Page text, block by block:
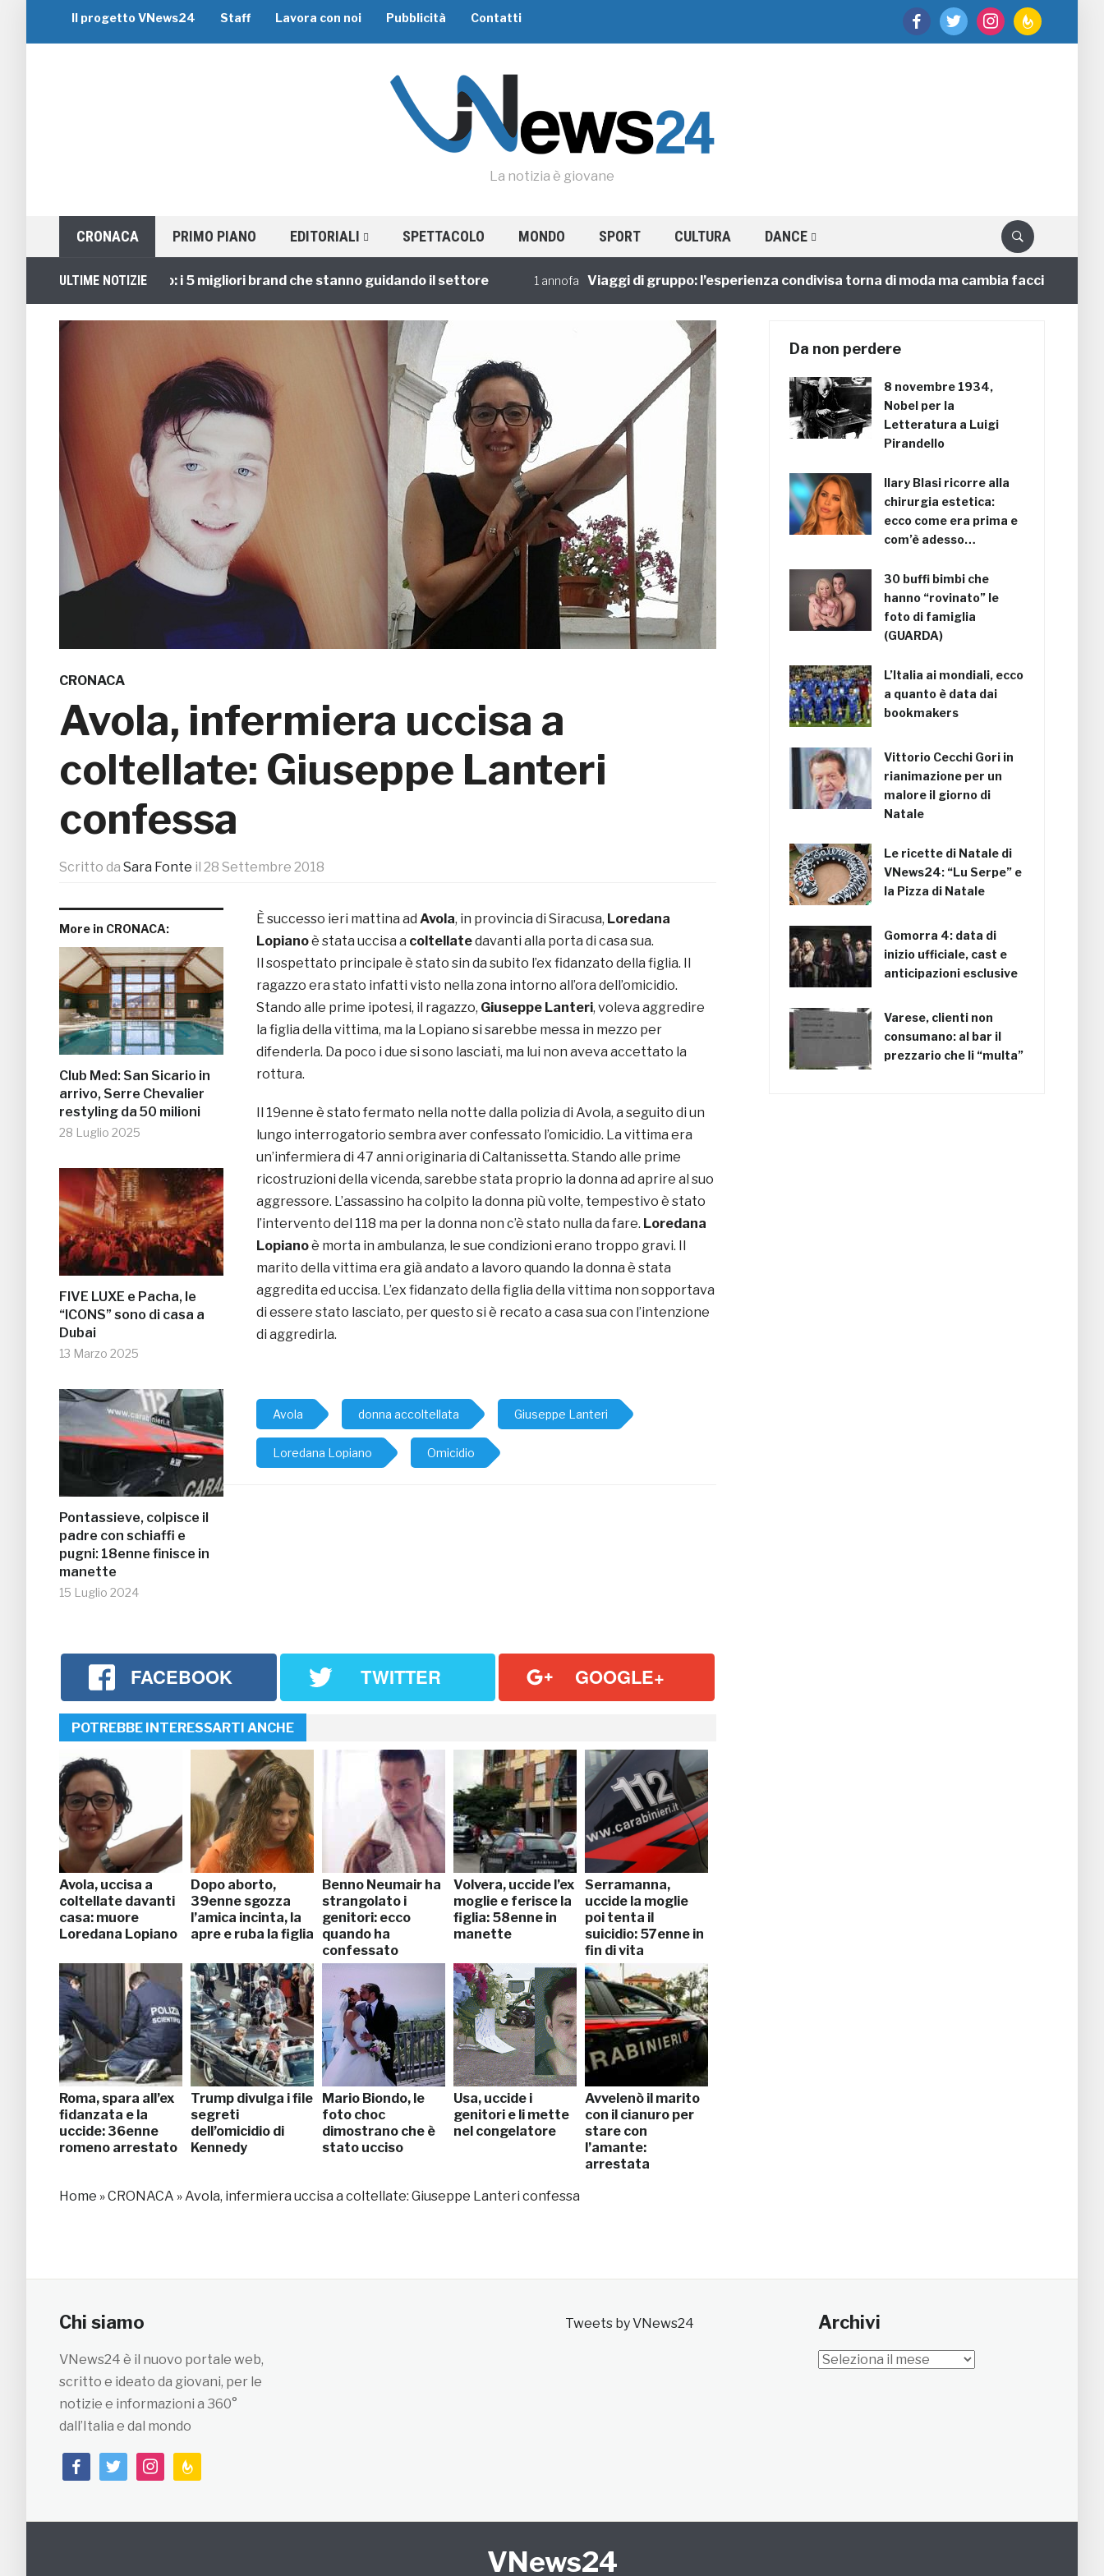
facebooktwitter instagramfeedburner
Il progetto VNews24 Staff Lavora con noi Pubblicità Contatti
La notizia è giovane
CRONACA PRIMO PIANO EDITORIALI SPETTACOLO MONDO SPORT CULTURA DANCE
ULTIME NOTIZIE
Viaggi di Gruppo: i 5 migliori brand che stanno guidando il settore 1 annofa Viaggi di gruppo: l’esperienza condivisa torna di moda ma cambia faccia
CRONACA
Avola, infermiera uccisa a
coltellate: Giuseppe Lanteri
confessa
Scritto da Sara Fonte il 28 Settembre 2018
More in CRONACA:
Club Med: San Sicario in
arrivo, Serre Chevalier
restyling da 50 milioni
28 Luglio 2025
FIVE LUXE e Pacha, le
“ICONS” sono di casa a
Dubai
13 Marzo 2025
Pontassieve, colpisce il
padre con schiaffi e
pugni: 18enne finisce in
manette
15 Luglio 2024
È successo ieri mattina ad Avola, in provincia di Siracusa, Loredana
Lopianoè stata uccisa a coltellatedavanti alla porta di casa sua.
Il sospettato principale è stato sin da subito l’ex fidanzato della figlia. Il
ragazzo era stato infatti visto nella zona intorno all’ora dell’omicidio.
Stando alle prime ipotesi, il ragazzo, Giuseppe Lanteri, voleva aggredire
la figlia della vittima, ma la Lopiano si sarebbe messa in mezzo per
difenderla. Da poco i due si sono lasciati, ma lui non aveva accettato la
rottura.
Il 19enne è stato fermato nella notte dalla polizia di Avola, a seguito di un
lungo interrogatorio sembra aver confessato l’omicidio. La vittima era
un’infermiera di 47 anni originaria di Caltanissetta. Stando alle prime
ricostruzioni della vicenda, sarebbe stata proprio la donna ad aprire al suo
aggressore. L’assassino ha colpito la donna più volte, tempestivo è stato
l’intervento del 118 ma per la donna non c’è stato nulla da fare. Loredana
Lopianoè morta in ambulanza, le sue condizioni erano troppo gravi. Il
marito della vittima era già andato a lavoro quando la donna è stata
aggredita ed uccisa. L’ex fidanzato della figlia della vittima non sopportava
di essere stato lasciato, per questo si è recato a casa sua con l’intenzione
di aggredirla.
Avola donna accoltellata Giuseppe Lanteri
Loredana Lopiano Omicidio
FACEBOOK TWITTER GOOGLE+
POTREBBE INTERESSARTI ANCHE
Avola, uccisa a
coltellate davanti
casa: muore
Loredana Lopiano
Dopo aborto,
39enne sgozza
l’amica incinta, la
apre e ruba la figlia
Benno Neumair ha
strangolato i
genitori: ecco
quando ha
confessato
Volvera, uccide l’ex
moglie e ferisce la
figlia: 58enne in
manette
Serramanna,
uccide la moglie
poi tenta il
suicidio: 57enne in
fin di vita
Roma, spara all’ex
fidanzata e la
uccide: 36enne
romeno arrestato
Trump divulga i file
segreti
dell’omicidio di
Kennedy
Mario Biondo, le
foto choc
dimostrano che è
stato ucciso
Usa, uccide i
genitori e li mette
nel congelatore
Avvelenò il marito
con il cianuro per
stare con
l’amante:
arrestata
Home »CRONACA » Avola, infermiera uccisa a coltellate: Giuseppe Lanteri confessa
Da non perdere
8 novembre 1934,
Nobel per la
Letteratura a Luigi
Pirandello
Ilary Blasi ricorre alla
chirurgia estetica:
ecco come era prima e
com’è adesso…
30 buffi bimbi che
hanno “rovinato” le
foto di famiglia
(GUARDA)
L’Italia ai mondiali, ecco
a quanto è data dai
bookmakers
Vittorio Cecchi Gori in
rianimazione per un
malore il giorno di
Natale
Le ricette di Natale di
VNews24: “Lu Serpe” e
la Pizza di Natale
Gomorra 4: data di
inizio ufficiale, cast e
anticipazioni esclusive
Varese, clienti non
consumano: al bar il
prezzario che li “multa”
Chi siamo
VNews24 è il nuovo portale web,
scritto e ideato da giovani, per le
notizie e informazioni a 360°
dall’Italia e dal mondo
facebooktwitterinstagramfeedburner
Tweets by VNews24 Archivi
Archivi
VNews24